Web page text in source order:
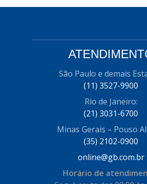
São Paulo e demais
(11) 3527-9900
Rio de Janeiro:
(21) 3031-6700
Minas Gerais – Pouso
(35) 2102-0900
online@gb.com.br
Horário de